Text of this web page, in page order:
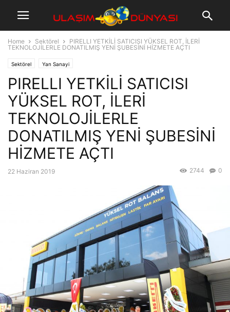
Home Sektörel
PIRELLI YETKİLİ SATICISI YÜKSEL ROT, İLERİ
TEKNOLOJİLERLE DONATILMIŞ YENİ ŞUBESİNİ HİZMETE AÇTI
Sektörel Yan Sanayi
PIRELLI YETKİLİ SATICISI
YÜKSEL ROT, İLERİ
TEKNOLOJİLERLE
DONATILMIŞ YENİ ŞUBESİNİ
HİZMETE AÇTI
22 Haziran 2019 0
2744